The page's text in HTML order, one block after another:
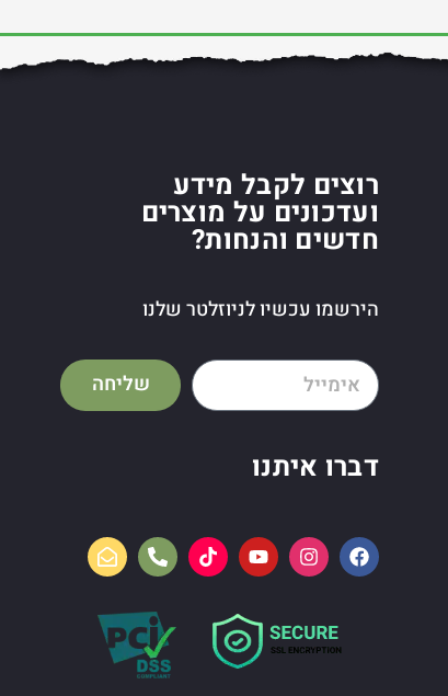
רוצים לקבל מידע
ועדכונים על מוצרים
חדשים והנחות?
הירשמו עכשיו לניוזלטר שלנו
שליחה
דברו איתנו